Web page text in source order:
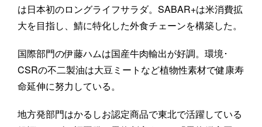
は日本初のロングライフサラダ。SABAR+は米消費拡
大を目指し、鯖に特化した外食チェーンを構築した。
国際部門の伊藤ハムは国産牛肉輸出が好調。環境･
CSRの不二製油は大豆ミートなど植物性素材で健康寿
命延伸に努力している。
地方発部門はかるしお認定商品で東北で活躍している